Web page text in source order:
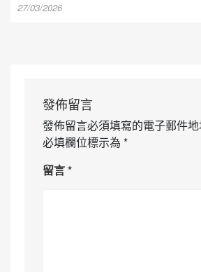
27/03/2026
發佈留言
發佈留言必須填寫的電子郵件地
必填欄位標示為 *
留言*